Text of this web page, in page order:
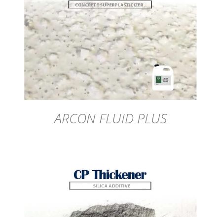
DÉTAILS
ARCON FLUID PLUS